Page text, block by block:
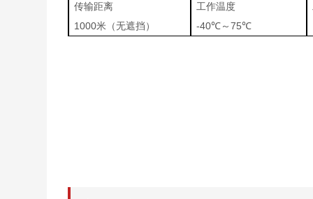
传输距离
1000米（无遮挡）
工作温度
-40℃～75℃